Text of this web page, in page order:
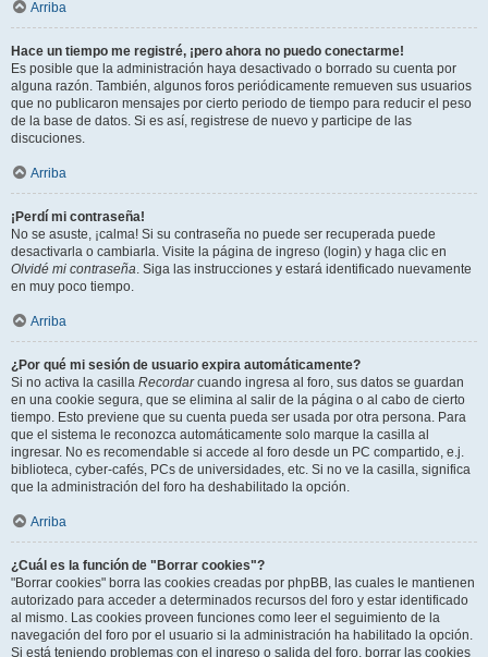
Arriba
Hace un tiempo me registré, ¡pero ahora no puedo conectarme!
Es posible que la administración haya desactivado o borrado su cuenta por
alguna razón. También, algunos foros periódicamente remueven sus usuarios
que no publicaron mensajes por cierto periodo de tiempo para reducir el peso
de la base de datos. Si es así, registrese de nuevo y participe de las
discuciones.
Arriba
¡Perdí mi contraseña!
No se asuste, ¡calma! Si su contraseña no puede ser recuperada puede
desactivarla o cambiarla. Visite la página de ingreso (login) y haga clic en
Olvidé mi contraseña. Siga las instrucciones y estará identificado nuevamente
en muy poco tiempo.
Arriba
¿Por qué mi sesión de usuario expira automáticamente?
Si no activa la casilla Recordarcuando ingresa al foro, sus datos se guardan
en una cookie segura, que se elimina al salir de la página o al cabo de cierto
tiempo. Esto previene que su cuenta pueda ser usada por otra persona. Para
que el sistema le reconozca automáticamente solo marque la casilla al
ingresar. No es recomendable si accede al foro desde un PC compartido, e.j.
biblioteca, cyber-cafés, PCs de universidades, etc. Si no ve la casilla, significa
que la administración del foro ha deshabilitado la opción.
Arriba
¿Cuál es la función de "Borrar cookies"?
"Borrar cookies" borra las cookies creadas por phpBB, las cuales le mantienen
autorizado para acceder a determinados recursos del foro y estar identificado
al mismo. Las cookies proveen funciones como leer el seguimiento de la
navegación del foro por el usuario si la administración ha habilitado la opción.
Si está teniendo problemas con el ingreso o salida del foro, borrar las cookies